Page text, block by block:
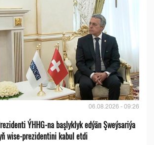
06.08.2026 - 09:26
ÝHHG-na başlyklyk edýän Şweýsariýa
wise-prezidentini kabul etdi